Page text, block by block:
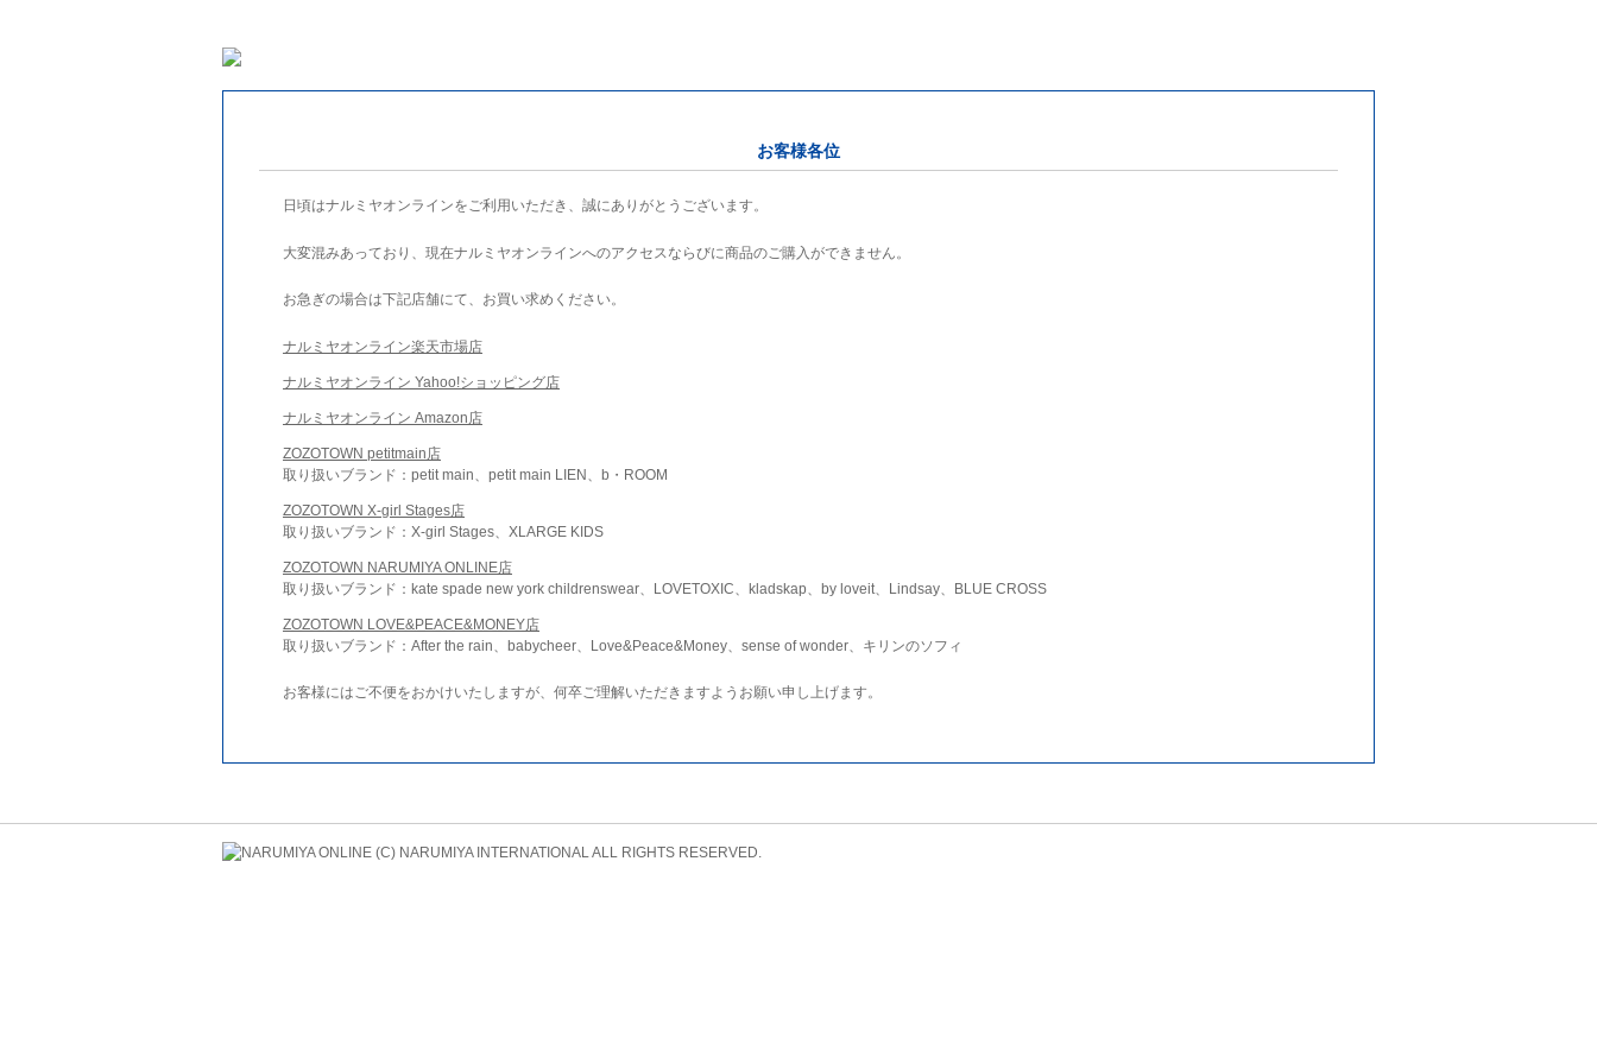
お客様各位
日頃はナルミヤオンラインをご利用いただき、誠にありがとうございます。
大変混みあっており、現在ナルミヤオンラインへのアクセスならびに商品のご購入ができません。
お急ぎの場合は下記店舗にて、お買い求めください。
ナルミヤオンライン楽天市場店
ナルミヤオンライン Yahoo!ショッピング店
ナルミヤオンライン Amazon店
ZOZOTOWN petitmain店
取り扱いブランド：petit main、petit main LIEN、b・ROOM
ZOZOTOWN X-girl Stages店
取り扱いブランド：X-girl Stages、XLARGE KIDS
ZOZOTOWN NARUMIYA ONLINE店
取り扱いブランド：kate spade new york childrenswear、LOVETOXIC、kladskap、by loveit、Lindsay、BLUE CROSS
ZOZOTOWN LOVE&PEACE&MONEY店
取り扱いブランド：After the rain、babycheer、Love&Peace&Money、sense of wonder、キリンのソフィ
お客様にはご不便をおかけいたしますが、何卒ご理解いただきますようお願い申し上げます。